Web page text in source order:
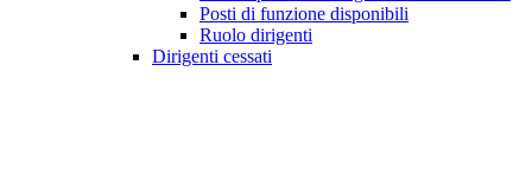
Posti di funzione disponibili
Ruolo dirigenti
Dirigenti cessati